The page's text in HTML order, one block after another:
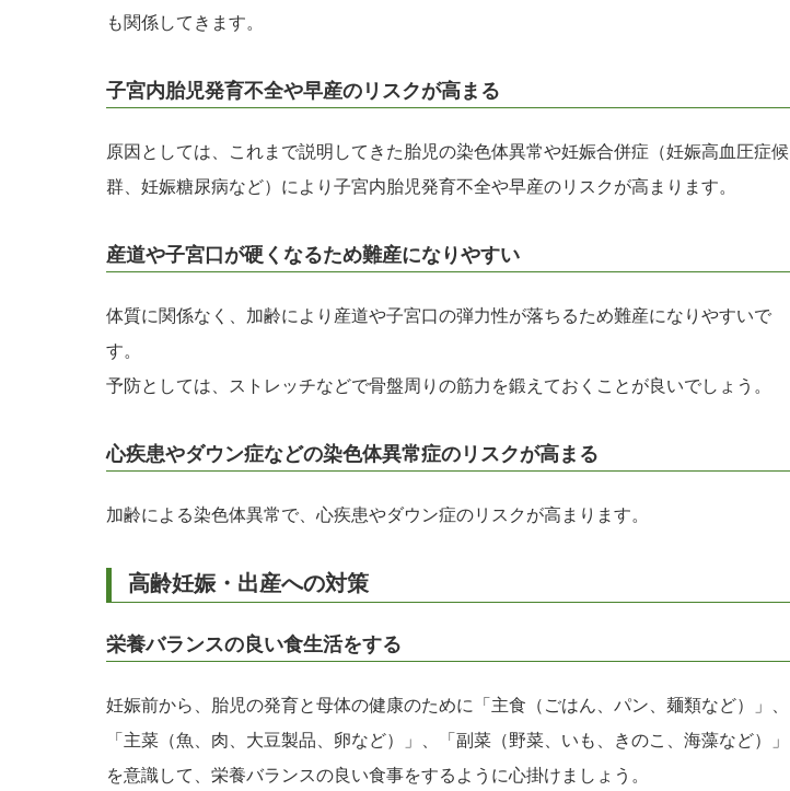
も関係してきます。
子宮内胎児発育不全や早産のリスクが高まる
原因としては、これまで説明してきた胎児の染色体異常や妊娠合併症（妊娠高血圧症候
群、妊娠糖尿病など）により子宮内胎児発育不全や早産のリスクが高まります。
産道や子宮口が硬くなるため難産になりやすい
体質に関係なく、加齢により産道や子宮口の弾力性が落ちるため難産になりやすいで
す。
予防としては、ストレッチなどで骨盤周りの筋力を鍛えておくことが良いでしょう。
心疾患やダウン症などの染色体異常症のリスクが高まる
加齢による染色体異常で、心疾患やダウン症のリスクが高まります。
高齢妊娠・出産への対策
栄養バランスの良い食生活をする
妊娠前から、胎児の発育と母体の健康のために「主食（ごはん、パン、麺類など）」、
「主菜（魚、肉、大豆製品、卵など）」、「副菜（野菜、いも、きのこ、海藻など）」
を意識して、栄養バランスの良い食事をするように心掛けましょう。